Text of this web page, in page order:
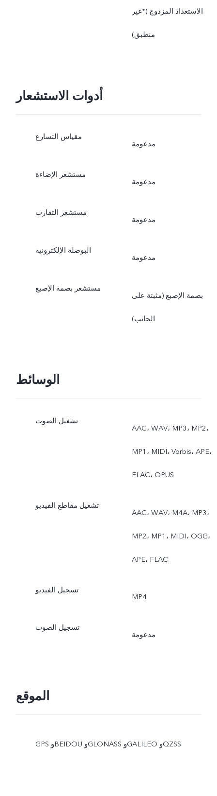
خلال تحديثات OTA.
الاستعداد المزدوج (*غير
منطبق)
أدوات الاستشعار
مقياس التسارع
مدعومة
مستشعر الإضاءة
مدعومة
مستشعر التقارب
مدعومة
البوصلة الإلكترونية
مدعومة
مستشعر بصمة الإصبع
بصمة الإصبع (مثبتة على
الجانب)
الوسائط
تشغيل الصوت
AAC، WAV، MP3، MP2،
MP1، MIDI، Vorbis، APE،
FLAC، OPUS
تشغيل مقاطع الفيديو
AAC، WAV، M4A، MP3،
MP2، MP1، MIDI، OGG،
APE، FLAC
تسجيل الفيديو
MP4
تسجيل الصوت
مدعومة
الموقع
GPS وBEIDOU وGLONASS وGALILEO وQZSS